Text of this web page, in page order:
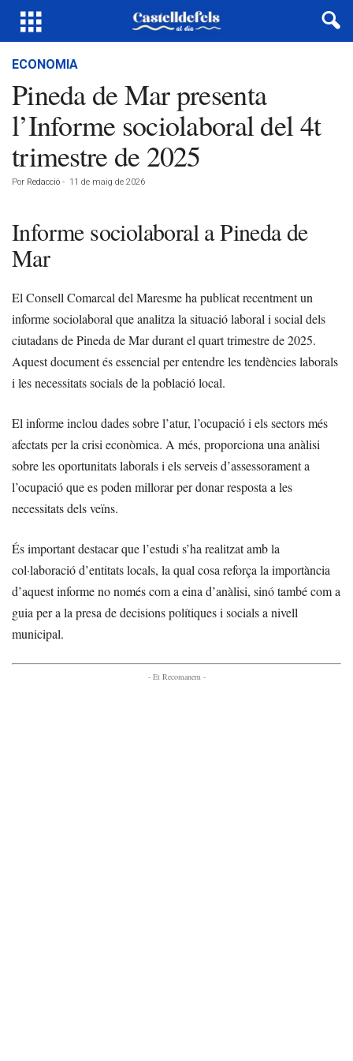
ECONOMIA
Pineda de Mar presenta
l’Informe sociolaboral del 4t
trimestre de 2025
Por Redacció - 11 de maig de 2026
Informe sociolaboral a Pineda de
Mar
El Consell Comarcal del Maresme ha publicat recentment un
informe sociolaboral que analitza la situació laboral i social dels
ciutadans de Pineda de Mar durant el quart trimestre de 2025.
Aquest document és essencial per entendre les tendències laborals
i les necessitats socials de la població local.
El informe inclou dades sobre l’atur, l’ocupació i els sectors més
afectats per la crisi econòmica. A més, proporciona una anàlisi
sobre les oportunitats laborals i els serveis d’assessorament a
l’ocupació que es poden millorar per donar resposta a les
necessitats dels veïns.
És important destacar que l’estudi s’ha realitzat amb la
col·laboració d’entitats locals, la qual cosa reforça la importància
d’aquest informe no només com a eina d’anàlisi, sinó també com a
guia per a la presa de decisions polítiques i socials a nivell
municipal.
- Et Recomanem -